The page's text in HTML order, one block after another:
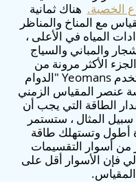
الخصبة. هناك ثمانية
مع المناخ والمناظر
المياه في الأعلى ،
والمباني والسياج
الأكثر مرونة من
المقياس. استخدم Yeomans "الدوام
عنصر المقياس الزمني
الطاقة التي يجب أن
المثال ، ستستمر
أطول وتستهلك طاقة
من أسوار التقسيمات
فإن الأسوار أقل على
المقياس.